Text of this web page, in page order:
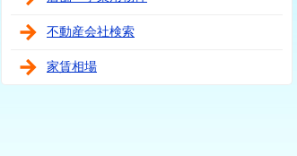
不動産会社検索
家賃相場